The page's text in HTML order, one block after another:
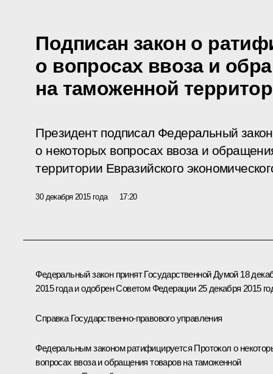
Подписан закон о
о вопросах ввоза и
на таможенной
Президент подписал Федеральный
о некоторых вопросах ввоза и
территории Евразийского
30 декабря 2015 года 17:20
Федеральный закон принят Государственной Думой 18
2015 года и одобрен Советом Федерации 25 декабря 2015
Справка Государственно-правового управления
Федеральным законом ратифицируется Протокол о
вопросах ввоза и обращения товаров на таможенной